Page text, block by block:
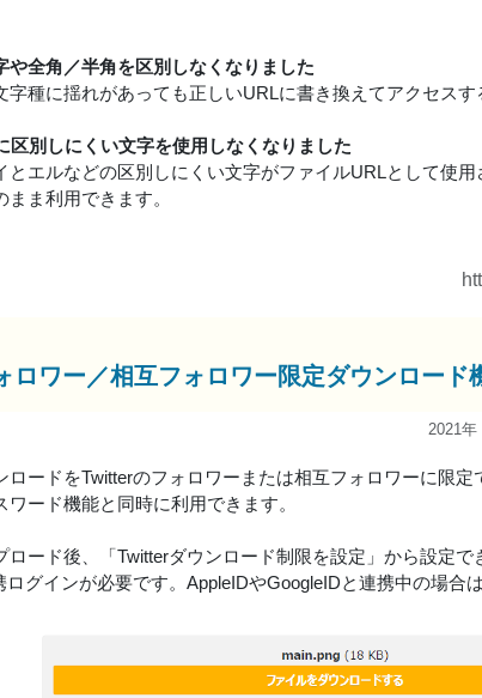
や全角／半角を区別しなくなりました
字種に揺れがあっても正しいURLに書き換えてアクセスす
区別しにくい文字を使用しなくなりました
とエルなどの区別しにくい文字がファイルURLとして使用
ま利用できます。
ロワー／相互フォロワー限定ダウンロード
2021年
ロードをTwitterのフォロワーまたは相互フォロワーに限定
ワード機能と同時に利用できます。
ロード後、「Twitterダウンロード制限を設定」から設定で
ログインが必要です。AppleIDやGoogleIDと連携中の場合